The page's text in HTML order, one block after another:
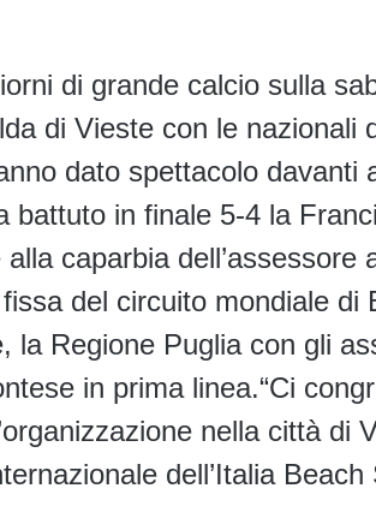
di grande calcio sulla
di Vieste con le nazionali
dato spettacolo davanti
battuto in finale 5-4 la
alla caparbia
del circuito mondiale
la Regione Puglia con gli
in prima linea.“Ci
nella città di
dell’Italia Beach